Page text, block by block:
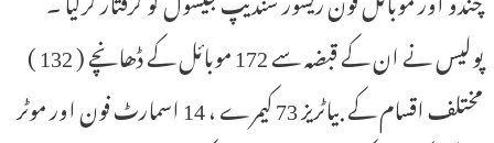
پولیس نے ان کے قبضہ سے 172 موبائل کے ڈھانچے ( 132 )
مختلف اقسام کے بیاٹریز 73 کیمرے ، 14 اسمارٹ فون اور موٹر